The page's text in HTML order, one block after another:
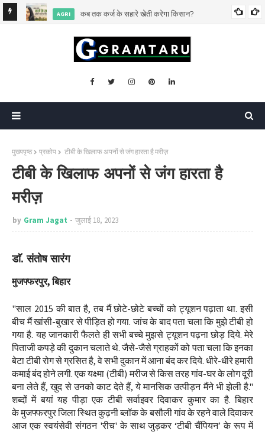
AGRI कब तक कर्ज के सहारे खेती करेगा किसान?
मुख्यपृष्ठ प्रकोप टीबी के खिलाफ अपनों से जंग हारता है मरीज़
टीबी के खिलाफ अपनों से जंग हारता है
मरीज़
by Gram Jagat जुलाई 18, 2023
डाॅ. संतोष सारंग
मुजफ्फरपुर, बिहार
"साल 2015 की बात है, तब मैं छोटे-छोटे बच्चों को ट्यूशन पढ़ाता था. इसी
बीच मैं खांसी-बुखार से पीड़ित हो गया. जांच के बाद पता चला कि मुझे टीबी हो
गया है. यह जानकारी फैलते ही सभी बच्चे मुझसे ट्यूशन पढ़ना छोड़ दिये. मेरे
पिताजी कपड़े की दुकान चलाते थे. जैसे-जैसे ग्राहकों को पता चला कि इनका
बेटा टीबी रोग से ग्रसित है, वे सभी दुकान में आना बंद कर दिये. धीरे-धीरे हमारी
कमाई बंद होने लगी. एक यक्ष्मा (टीबी) मरीज से किस तरह गांव-घर के लोग दूरी
बना लेते हैं, खुद से उनको काट देते हैं, ये मानसिक उत्पीड़न मैंने भी झेली है."
शब्दों में बयां यह पीड़ा एक टीबी सर्वाइवर दिवाकर कुमार का है. बिहार
के मुजफ्फरपुर जिला स्थित कुढ़नी ब्लॉक के बसौली गांव के रहने वाले दिवाकर
आज एक स्वयंसेवी संगठन 'रीच' के साथ जुड़कर ‘टीबी चैंपियन’ के रूप में